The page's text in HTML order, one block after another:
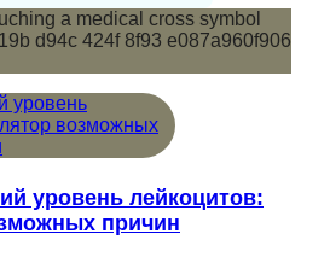
уровень лейкоцитов:
причин